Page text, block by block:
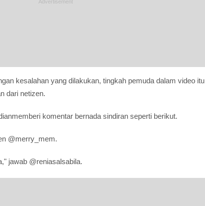
kesalahan yang dilakukan, tingkah pemuda dalam video itu
dari netizen.
komentar bernada sindiran seperti berikut.
@merry_mem.
jawab @reniasalsabila.